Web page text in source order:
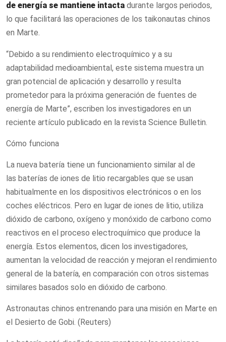
de energía se mantiene intacta durante largos periodos,
lo que facilitará las operaciones de los taikonautas chinos
en Marte.
“Debido a su rendimiento electroquímico y a su
adaptabilidad medioambiental, este sistema muestra un
gran potencial de aplicación y desarrollo y resulta
prometedor para la próxima generación de fuentes de
energía de Marte”, escriben los investigadores en un
reciente artículo publicado en la revista Science Bulletin.
Cómo funciona
La nueva batería tiene un funcionamiento similar al de
las baterías de iones de litio recargables que se usan
habitualmente en los dispositivos electrónicos o en los
coches eléctricos. Pero en lugar de iones de litio, utiliza
dióxido de carbono, oxígeno y monóxido de carbono como
reactivos en el proceso electroquímico que produce la
energía. Estos elementos, dicen los investigadores,
aumentan la velocidad de reacción y mejoran el rendimiento
general de la batería, en comparación con otros sistemas
similares basados solo en dióxido de carbono.
Astronautas chinos entrenando para una misión en Marte en
el Desierto de Gobi. (Reuters)